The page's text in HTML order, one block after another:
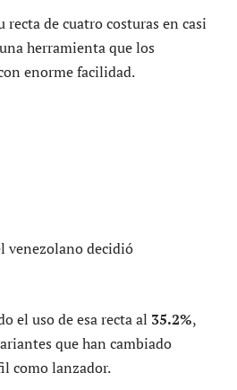
de cuatro costuras en casi
herramienta que los
enorme facilidad.
venezolano decidió
el uso de esa recta al 35.2%,
que han cambiado
como lanzador.